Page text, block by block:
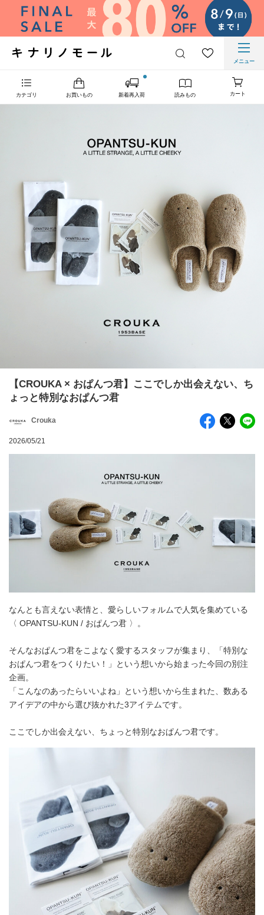
メニュー
カテゴリ お買いもの 新着再入荷 読みもの カート
【CROUKA × おぱんつ君】ここでしか出会えない、ち
ょっと特別なおぱんつ君
Crouka
2026/05/21
なんとも言えない表情と、愛らしいフォルムで人気を集めている
〈 OPANTSU-KUN / おぱんつ君 〉。
そんなおぱんつ君をこよなく愛するスタッフが集まり、「特別な
おぱんつ君をつくりたい！」という想いから始まった今回の別注
企画。
「こんなのあったらいいよね」という想いから生まれた、数ある
アイデアの中から選び抜かれた3アイテムです。
ここでしか出会えない、ちょっと特別なおぱんつ君です。